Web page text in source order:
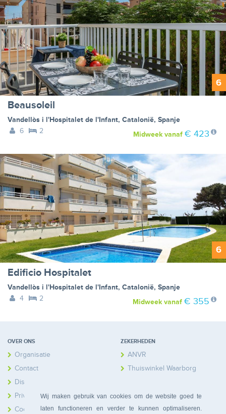
Wij maken gebruik van cookies om de website goed te
laten functioneren en verder te kunnen optimaliseren.
6
Beausoleil
Vandellòs i l'Hospitalet de l'Infant, Catalonië, Spanje
6
2 Midweekvanaf € 423
6
Edificio Hospitalet
Vandellòs i l'Hospitalet de l'Infant, Catalonië, Spanje
4
2 Midweekvanaf € 355
OVER ONS
Organisatie
Contact
Disclaimer
Privacy
Cookies
ZEKERHEDEN
ANVR
Thuiswinkel Waarborg